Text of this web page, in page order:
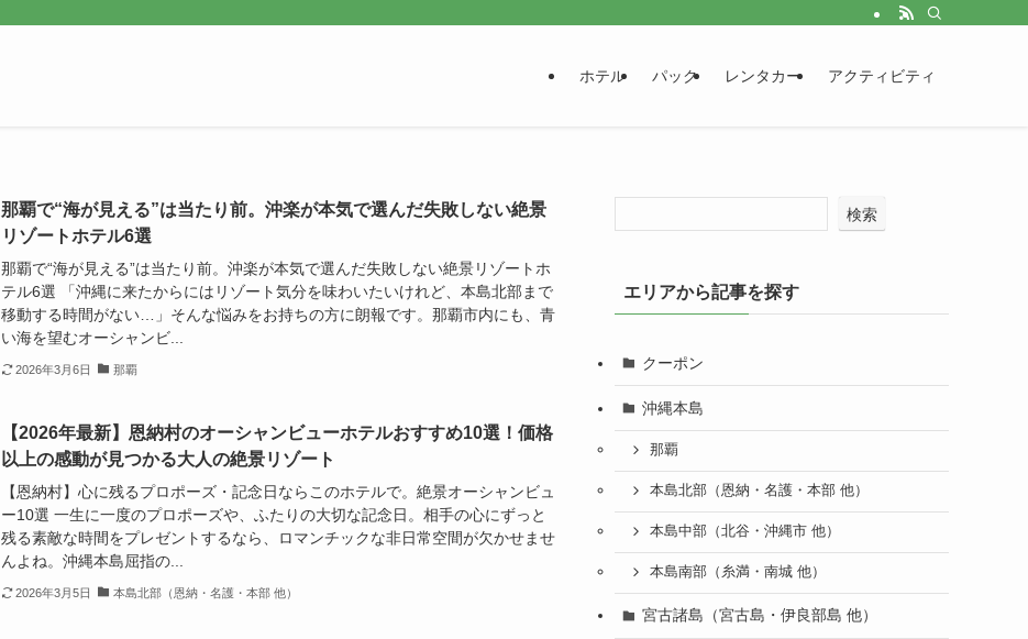
ホテル パック レンタカー アクティビティ
那覇で“海が見える”は当たり前。沖楽が本気で選んだ失敗しない絶景
リゾートホテル6選
那覇で“海が見える”は当たり前。沖楽が本気で選んだ失敗しない絶景リゾートホ
テル6選 「沖縄に来たからにはリゾート気分を味わいたいけれど、本島北部まで
移動する時間がない…」そんな悩みをお持ちの方に朗報です。那覇市内にも、青
い海を望むオーシャンビ...
2026年3月6日 那覇
【2026年最新】恩納村のオーシャンビューホテルおすすめ10選！価格
以上の感動が見つかる大人の絶景リゾート
【恩納村】心に残るプロポーズ・記念日ならこのホテルで。絶景オーシャンビュ
ー10選 一生に一度のプロポーズや、ふたりの大切な記念日。相手の心にずっと
残る素敵な時間をプレゼントするなら、ロマンチックな非日常空間が欠かせませ
んよね。沖縄本島屈指の...
2026年3月5日 本島北部（恩納・名護・本部 他）
検索
エリアから記事を探す
クーポン
沖縄本島
那覇
本島北部（恩納・名護・本部 他）
本島中部（北谷・沖縄市 他）
本島南部（糸満・南城 他）
宮古諸島（宮古島・伊良部島 他）